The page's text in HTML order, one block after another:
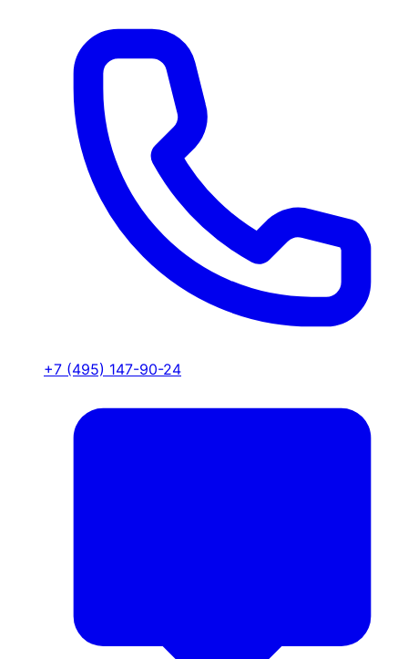
+7 (495) 147-90-24